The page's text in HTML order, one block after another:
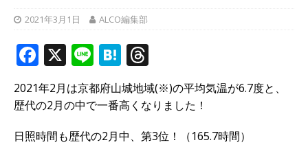
2021年3月1日 ALCO編集部
F
a
c
e
b
X Li
n
e
H
at
e
n
a
h
r
e
a
2021年2月は京都府山城地域(※)の平均気温が6.7度と、
歴代の2月の中で一番高くなりました！
日照時間も歴代の2月中、第3位！（165.7時間）